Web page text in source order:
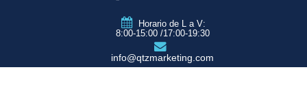
Horario de L a V:
8:00-15:00 /17:00-19:30
info@qtzmarketing.com